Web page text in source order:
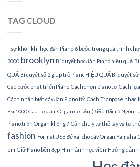
TAG CLOUD
" sợ khó " khi học đàn Piano 6 bước trong quá trình
3000 brooklyn Bí quyết học đàn Piano hiệu quả
QUẢ Bí quyết số 2 giúp trẻ Piano HIỆU QUẢ Bí quyết
Các bước phát triển Piano Cách chọn piano cơ Cách
Cách nhận biết cây đàn Piano tốt Cách Tranpose nhạc
Psr1000 Các hợp âm Organ cơ bản (Kiểu Bấm 3 Ngón
Piano trên Organ không ? Cần chú ý tư thế tay và tư
fashion Format USB để xài cho cây Organ Yamaha
em Giữ Piano bền đẹp Hình ảnh học viên Hướng dẫn